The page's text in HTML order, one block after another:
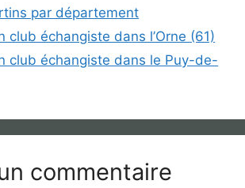
par département
club échangiste dans l’Orne (61)
club échangiste dans le Puy-de-
commentaire